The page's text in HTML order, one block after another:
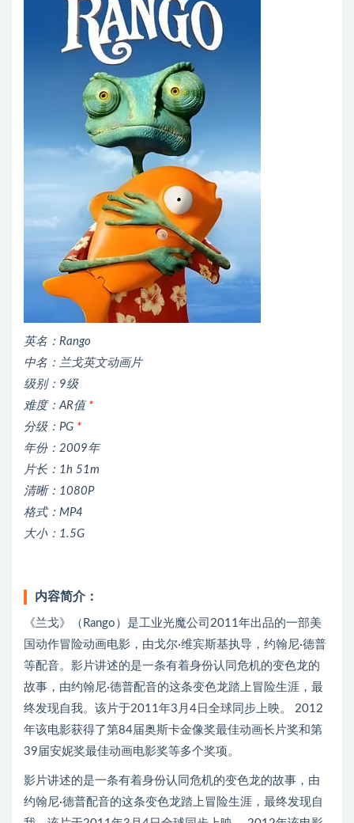
英名：Rango
中名：兰戈英文动画片
级别：9级
难度：AR值 *
分级：PG *
年份：2009年
片长：1h 51m
清晰：1080P
格式：MP4
大小：1.5G
内容简介：
《兰戈》（Rango）是工业光魔公司2011年出品的一部美
国动作冒险动画电影，由戈尔·维宾斯基执导，约翰尼·德普
等配音。影片讲述的是一条有着身份认同危机的变色龙的
故事，由约翰尼·德普配音的这条变色龙踏上冒险生涯，最
终发现自我。该片于2011年3月4日全球同步上映。 2012
年该电影获得了第84届奥斯卡金像奖最佳动画长片奖和第
39届安妮奖最佳动画电影奖等多个奖项。
影片讲述的是一条有着身份认同危机的变色龙的故事，由
约翰尼·德普配音的这条变色龙踏上冒险生涯，最终发现自